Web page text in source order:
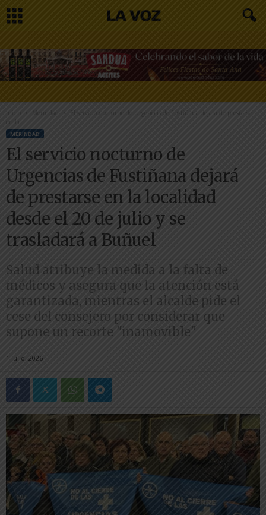
Inicio
El servicio nocturno de Urgencias de Fustiñana dejará de prestarse
MERINDAD
El servicio nocturno de
Urgencias de Fustiñana dejará
de prestarse en la localidad
desde el 20 de julio y se
trasladará a Buñuel
Salud atribuye la medida a la falta de
médicos y asegura que la atención está
garantizada, mientras el alcalde pide el
cese del consejero por considerar que
supone un recorte "inamovible"
1 julio, 2026